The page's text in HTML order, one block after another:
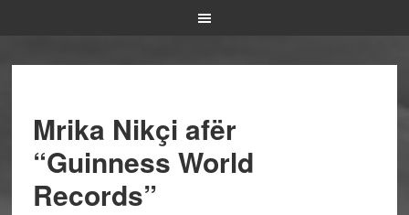
Mrika Nikçi afër
“Guinness World
Records”